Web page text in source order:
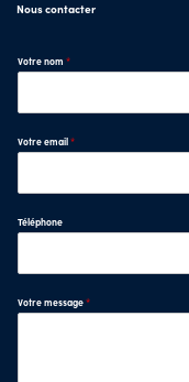
Nous contacter
Votre nom *
Votre email*
Téléphone
Votre message*